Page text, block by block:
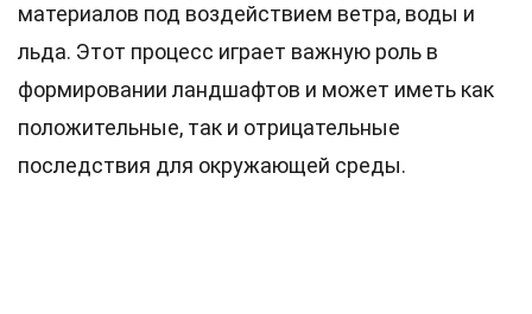
материалов под воздействием ветра, воды и
льда. Этот процесс играет важную роль в
формировании ландшафтов и может иметь как
положительные, так и отрицательные
последствия для окружающей среды.